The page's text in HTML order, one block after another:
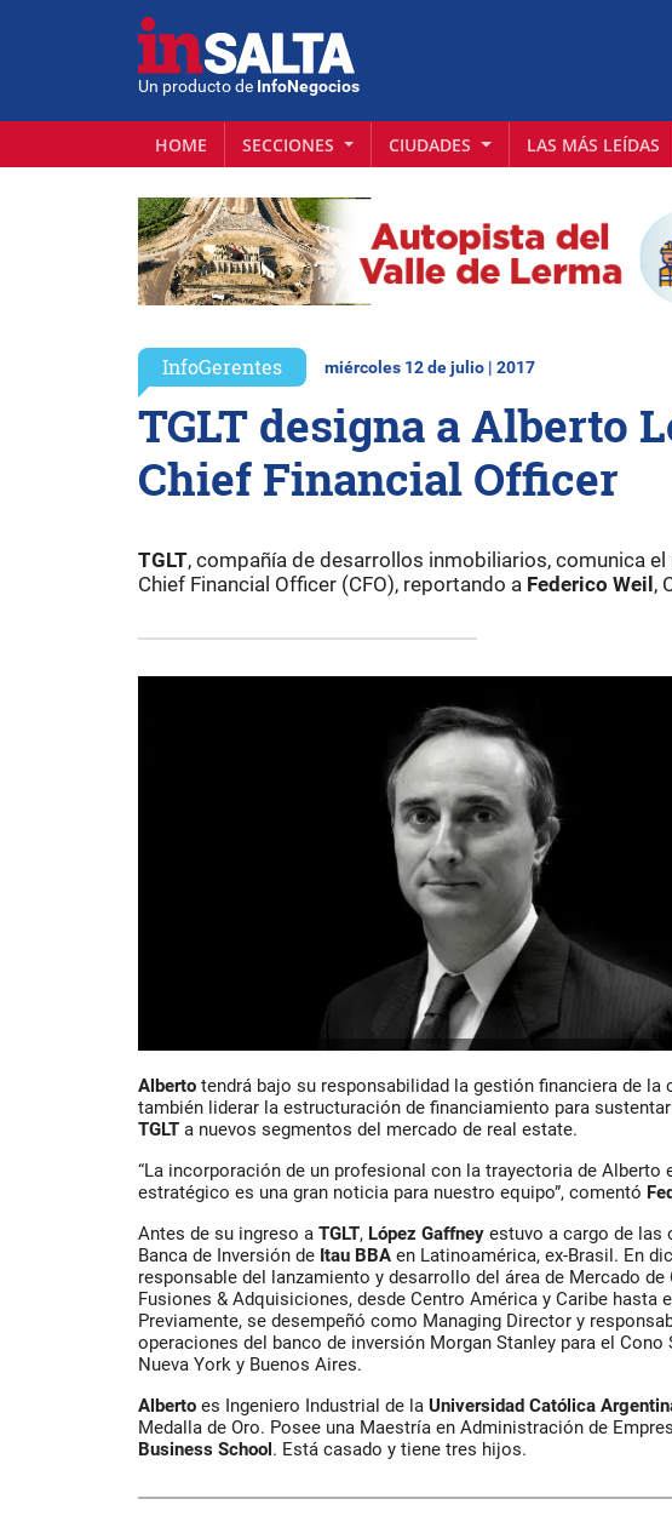
Un producto de InfoNegocios
HOME SECCIONES CIUDADES LAS MÁS LEÍDAS
InfoGerentes miércoles 12 de julio | 2017
TGLT designa a Alberto
Chief Financial Officer
TGLT, compañía de desarrollos inmobiliarios, comunica
Chief Financial Officer (CFO), reportando a Federico Weil,
Alberto tendrá bajo su responsabilidad la gestión financiera de la
también liderar la estructuración de financiamiento para
TGLT a nuevos segmentos del mercado de real estate.
“La incorporación de un profesional con la trayectoria de Alberto
estratégico es una gran noticia para nuestro equipo”, comentó
Antes de su ingreso a TGLT, López Gaffney estuvo a cargo de las
Banca de Inversión de Itau BBA en Latinoamérica, ex-Brasil. En
responsable del lanzamiento y desarrollo del área de Mercado de
Fusiones & Adquisiciones, desde Centro América y Caribe hasta
Previamente, se desempeñó como Managing Director y
operaciones del banco de inversión Morgan Stanley para el Cono
Nueva York y Buenos Aires.
Alberto es Ingeniero Industrial de la Universidad Católica
Medalla de Oro. Posee una Maestría en Administración de
Business School. Está casado y tiene tres hijos.